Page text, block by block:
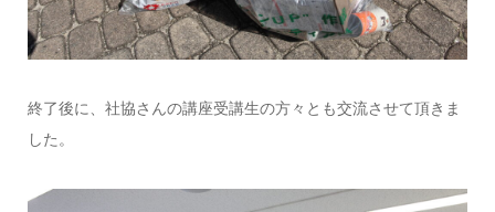
終了後に、社協さんの講座受講生の方々とも交流させて頂きま
した。